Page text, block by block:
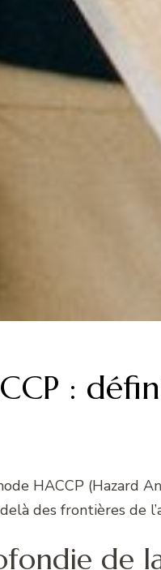
:
HACCP (Hazard
des frontières de
de